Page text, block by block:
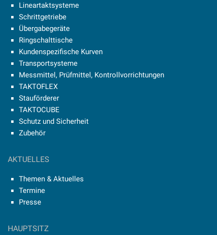
Lineartaktsysteme
Schrittgetriebe
Übergabegeräte
Ringschalttische
Kundenspezifische Kurven
Transportsysteme
Messmittel, Prüfmittel, Kontrollvorrichtungen
TAKTOFLEX
Stauförderer
TAKTOCUBE
Schutz und Sicherheit
Zubehör
AKTUELLES
Themen & Aktuelles
Termine
Presse
HAUPTSITZ